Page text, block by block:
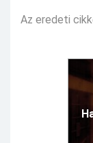
Az eredeti